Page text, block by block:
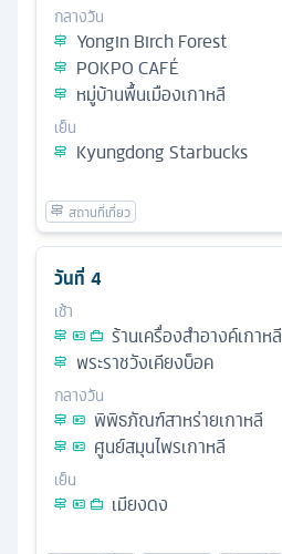
กลางวัน
Yongin Birch Forest
POKPO CAFÉ
หมู่บ้านพื้นเมืองเกาหลี
เย็น
Kyungdong Starbucks
วันที่ 4
เช้า
ร้านเครื่องสำอางค์เกาหลี
พระราชวังเคียงบ็อค
กลางวัน
พิพิธภัณฑ์สาหร่ายเกาหลี
ศูนย์สมุนไพรเกาหลี
เย็น
เมียงดง